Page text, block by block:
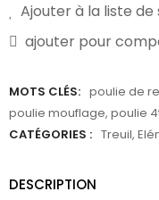
Ajouter à la liste de
ajouter pour
MOTS CLÉS: poulie de
poulie mouflage, poulie
CATÉGORIES : Treuil,
DESCRIPTION